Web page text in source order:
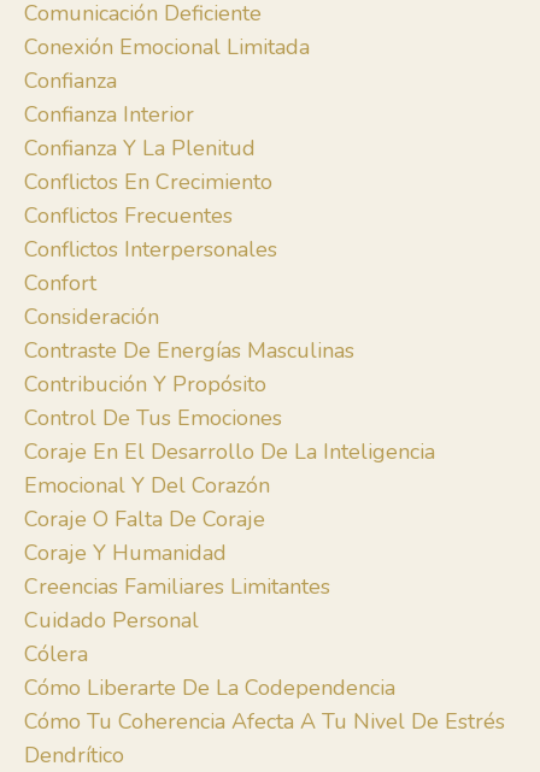
Comunicación Deficiente
Conexión Emocional Limitada
Confianza
Confianza Interior
Confianza Y La Plenitud
Conflictos En Crecimiento
Conflictos Frecuentes
Conflictos Interpersonales
Confort
Consideración
Contraste De Energías Masculinas
Contribución Y Propósito
Control De Tus Emociones
Coraje En El Desarrollo De La Inteligencia
Emocional Y Del Corazón
Coraje O Falta De Coraje
Coraje Y Humanidad
Creencias Familiares Limitantes
Cuidado Personal
Cólera
Cómo Liberarte De La Codependencia
Cómo Tu Coherencia Afecta A Tu Nivel De Estrés
Dendrítico